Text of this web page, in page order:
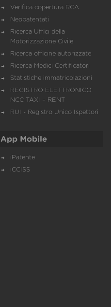
Verifica copertura RCA
Neopatentati
Ricerca Uffici della
Motorizzazione Civile
Ricerca officine autorizzate
Ricerca Medici Certificatori
Statistiche immatricolazioni
REGISTRO ELETTRONICO
NCC TAXI – RENT
RUI - Registro Unico Ispettori
App Mobile
iPatente
iCCISS